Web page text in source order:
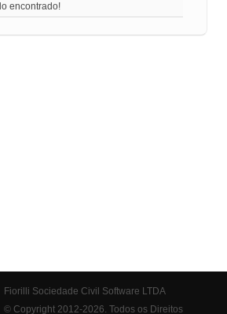
encontrado!
Fiorilli Sociedade Civil Software LTDA
© Copyright 2012-2026. Todos os Direitos